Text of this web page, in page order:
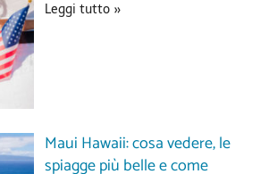
Leggi tutto »
Maui Hawaii: cosa vedere, le
spiagge più belle e come